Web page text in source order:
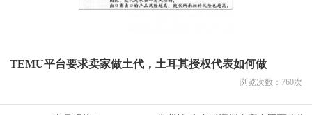
TEMU平台要求卖家做土代，土耳其授权代表如何做
浏览次数： 760次